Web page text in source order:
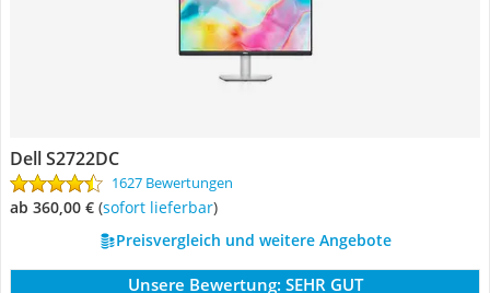
Dell S2722DC
1627 Bewertungen
ab 360,00 € ( Sofort lieferbar)
Preisvergleich und weitere Angebote
Unsere Bewertung: SEHR GUT